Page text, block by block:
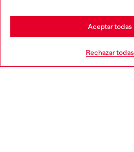
Rechazar todas
Aceptar todas
AYUDA